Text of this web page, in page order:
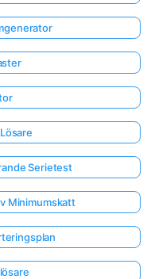
Serietest
Minimumskatt